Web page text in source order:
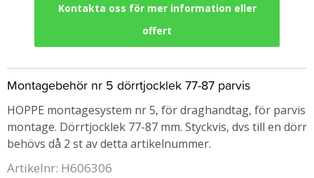
Kontakta oss för mer information eller
offert
Montagebehör nr 5 dörrtjocklek 77-87 parvis
HOPPE montagesystem nr 5, för draghandtag, för parvis
montage. Dörrtjocklek 77-87 mm. Styckvis, dvs till en dörr
behövs då 2 st av detta artikelnummer.
Artikelnr: H606306